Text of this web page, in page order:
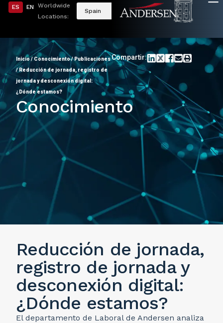
ES EN
Worldwide
Locations:
Spain
Inicio/ Conocimiento/Publicaciones
/Reducción de jornada, registro de
jornada y desconexión digital:
¿Dónde estamos?
Compartir:
Conocimiento
Reducción de jornada,
registro de jornada y
desconexión digital:
¿Dónde estamos?
El departamento de Laboral de Andersen analiza